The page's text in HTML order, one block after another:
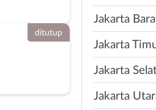
ditutup
Jakarta
Jakarta
Jakarta
Jakarta